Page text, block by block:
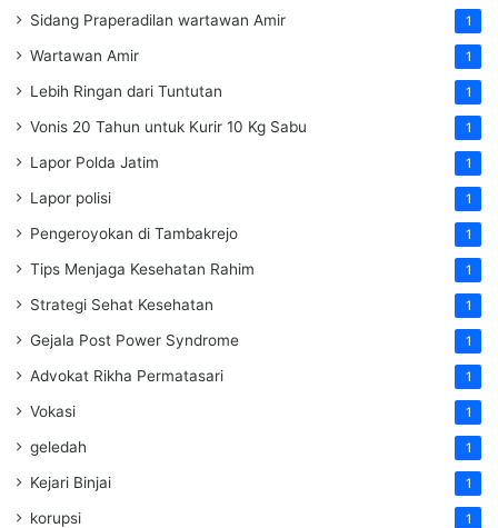
Sidang Praperadilan wartawan Amir 1
Wartawan Amir 1
Lebih Ringan dari Tuntutan 1
Vonis 20 Tahun untuk Kurir 10 Kg Sabu 1
Lapor Polda Jatim 1
Lapor polisi 1
Pengeroyokan di Tambakrejo 1
Tips Menjaga Kesehatan Rahim 1
Strategi Sehat Kesehatan 1
Gejala Post Power Syndrome 1
Advokat Rikha Permatasari 1
Vokasi 1
geledah 1
Kejari Binjai 1
korupsi 1